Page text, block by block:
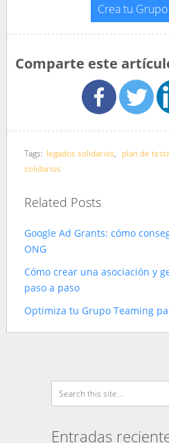
Crea tu
Comparte este
Tags: legados solidarios, plan de
solidarios
Related Posts
Google Ad Grants: cómo
ONG
Cómo crear una asociación y
paso a paso
Optimiza tu Grupo Teaming
Entradas